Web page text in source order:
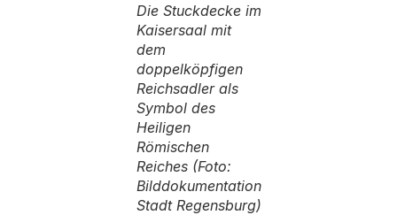
Die Stuckdecke im
Kaisersaal mit
dem
doppelköpfigen
Reichsadler als
Symbol des
Heiligen
Römischen
Reiches (Foto:
Bilddokumentation
Stadt Regensburg)